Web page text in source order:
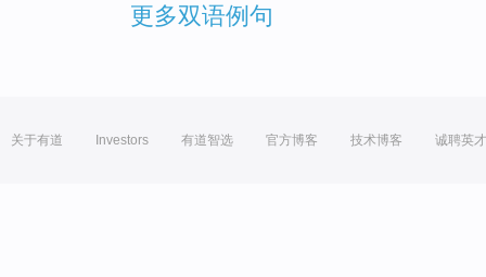
更多双语例句
关于有道 Investors 有道智选 官方博客 技术博客 诚聘英才